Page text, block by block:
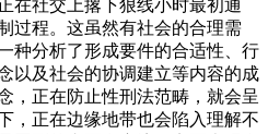
在社交上撂下狠线小时最初通
过程。这虽然有社会的合理需
种分析了形成要件的合适性、行
以及社会的协调建立等内容的成
，正在防止性刑法范畴，就会呈
，正在边缘地带也会陷入理解不